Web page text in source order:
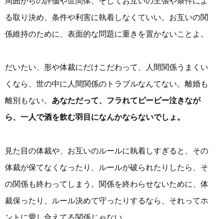
る取り決め、条件や利害に執着しなくていい。お互いの関
係維持のために、表面的な問題に重きを置かないことよ。
だいたい、形や体裁にだけこだわって、人間関係うまくい
くなら、世の中に人間関係のトラブルなんてない。離婚も
離別もない。 あなただって、フラれてピーピー泣きなが
ら、一人で酒を飲む羽目になんかならないでしょ。
見た目の体裁や、お互いのルールに執着しすぎると、その
体裁が保てなくなったり、ルールが破られたりしたら、そ
の関係も終わってしまう。関係を終わらせないために、体
裁保ったり、ルール決めて守ったりするなら、それってホ
ントに愛し合えてる関係じゃない。